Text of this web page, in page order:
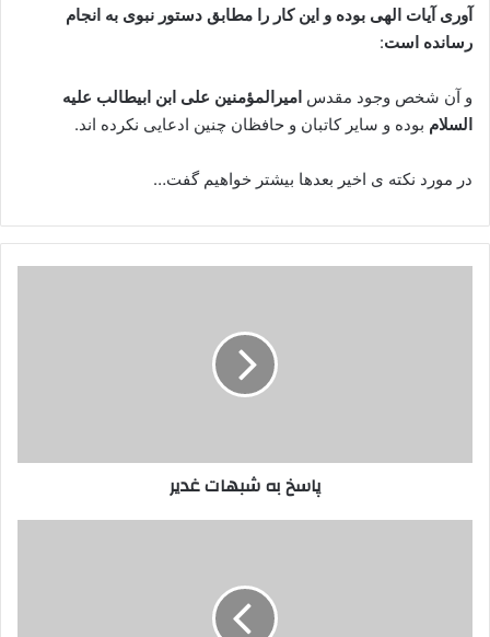
آوری آیات الهی بوده و این کار را مطابق دستور نبوی به انجام
رسانده است:
و آن شخص وجود مقدس امیرالمؤمنین علی ابن ابیطالب علیه
السلام بوده و سایر کاتبان و حافظان چنین ادعایی نکرده اند.
در مورد نکته ی اخیر بعدها بیشتر خواهیم گفت…
پاسخ به شبهات غدیر